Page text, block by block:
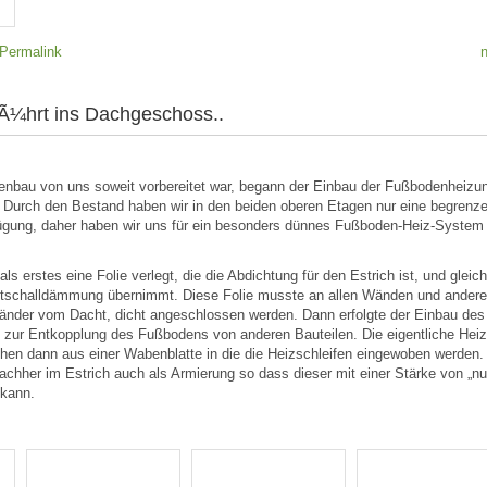
Permalink
ins Dachgeschoss..
von uns soweit vorbereitet war, begann der Einbau der
den Bestand haben wir in den beiden oberen Etagen nur eine begrenze
daher haben wir uns für ein besonders dünnes Fußboden-Heiz-
erstes eine Folie verlegt, die die Abdichtung für den Estrich ist, und
übernimmt. Diese Folie musste an allen Wänden und
vom Dacht, dicht angeschlossen werden. Dann erfolgte der Einbau des
Entkopplung des Fußbodens von anderen Bauteilen. Die eigentliche
dann aus einer Wabenblatte in die die Heizschleifen eingewoben werden.
im Estrich auch als Armierung so dass dieser mit einer Stärke von